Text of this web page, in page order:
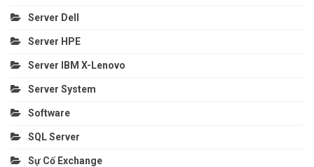
Server Dell
Server HPE
Server IBM X-Lenovo
Server System
Software
SQL Server
Sự Cố Exchange